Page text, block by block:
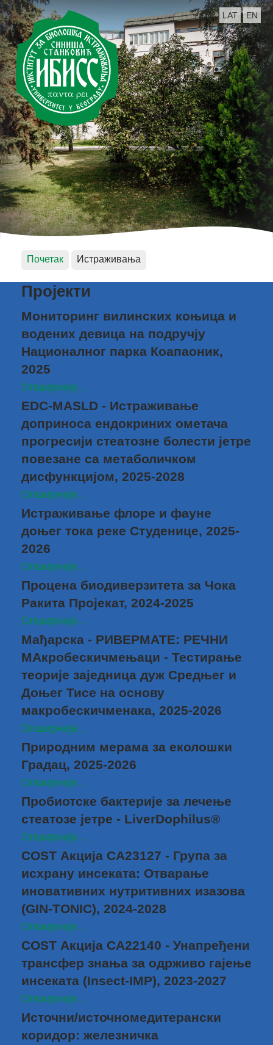
LAT EN
Почетак Истраживања
Пројекти
Мониторинг вилинских коњица и
водених девица на подручју
Националног парка Коапаоник,
2025
Опширније...
EDC-MASLD - Истраживање
доприноса ендокриних ометача
прогресији стеатозне болести јетре
повезане са метаболичком
дисфункцијом, 2025-2028
Опширније...
Истраживање флоре и фауне
доњег тока реке Студенице, 2025-
2026
Опширније...
Процена биодиверзитета за Чока
Ракита Пројекат, 2024-2025
Опширније...
Мађарска - РИВЕРМАТЕ: РЕЧНИ
МАкробескичмењаци - Тестирање
теорије заједница дуж Средњег и
Доњег Тисе на основу
макробескичменака, 2025-2026
Опширније...
Природним мерама за еколошки
Градац, 2025-2026
Опширније...
Пробиотске бактерије за лечење
стеатозе јетре - LiverDophilus®
Опширније...
COST Акција CA23127 - Група за
исхрану инсеката: Отварање
иновативних нутритивних изазова
(GIN-TONIC), 2024-2028
Опширније...
COST Акција CA22140 - Унапређени
трансфер знања за одрживо гајење
инсеката (Insect-IMP), 2023-2027
Опширније...
Источни/источномедитерански
коридор: железничка